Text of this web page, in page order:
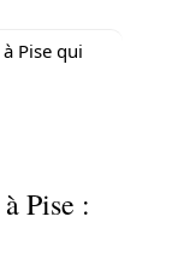
Pise qui
Pise :